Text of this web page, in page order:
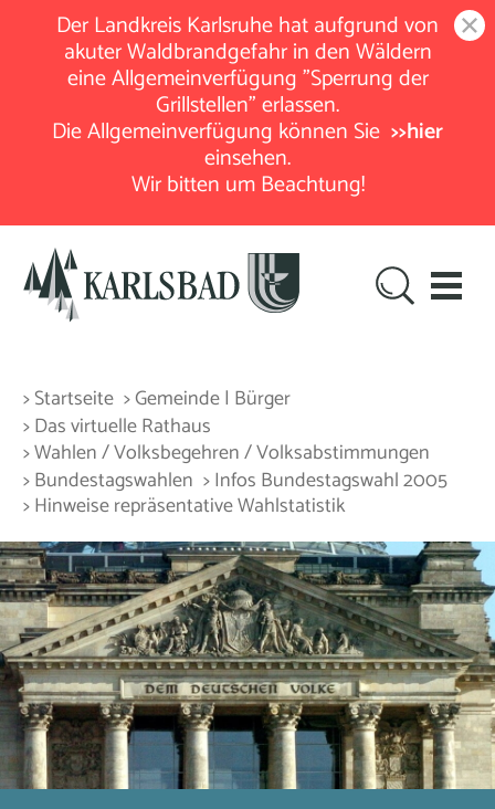
Der Landkreis Karlsruhe hat aufgrund von
akuter Waldbrandgefahr in den Wäldern
eine Allgemeinverfügung "Sperrung der
Grillstellen" erlassen.
Die Allgemeinverfügung können Sie >>hier
einsehen.
Wir bitten um Beachtung!
> Startseite > Gemeinde | Bürger
> Das virtuelle Rathaus
> Wahlen / Volksbegehren / Volksabstimmungen
> Bundestagswahlen > Infos Bundestagswahl 2005
> Hinweise repräsentative Wahlstatistik